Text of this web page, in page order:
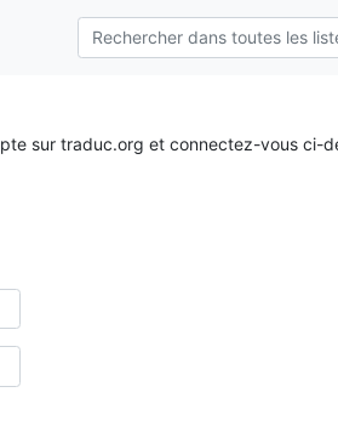
sur traduc.org et connectez-vous ci-